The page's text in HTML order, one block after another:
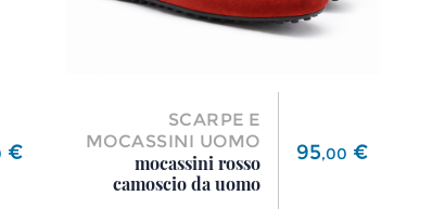
€
SCARPE E
MOCASSINI UOMO
mocassini rosso
camoscio da uomo
Prezzo
95,00 €